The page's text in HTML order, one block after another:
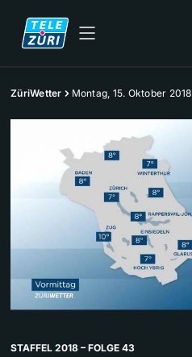
ZüriWetter Montag, 15. Oktober 2018
STAFFEL 2018 – FOLGE 43